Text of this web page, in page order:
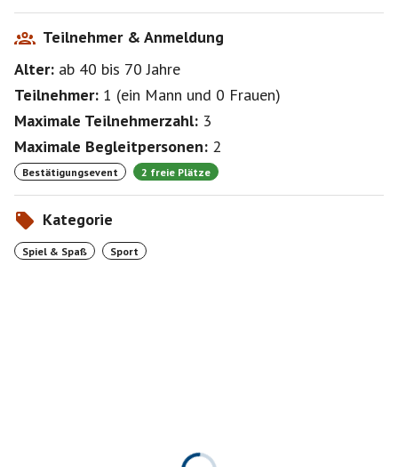
Teilnehmer & Anmeldung
Alter: ab 40 bis 70Jahre
Teilnehmer: 1 (ein Mann und 0 Frauen)
Maximale Teilnehmerzahl: 3
Maximale Begleitpersonen: 2
Bestätigungsevent 2 freie Plätze
Kategorie
Spiel & Spaß Sport